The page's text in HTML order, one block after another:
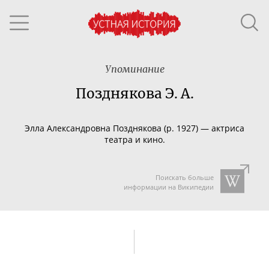
Упоминание
Позднякова Э. А.
Элла Александровна Позднякова (р. 1927) — актриса
театра и кино.
Поискать больше
информации на Википедии